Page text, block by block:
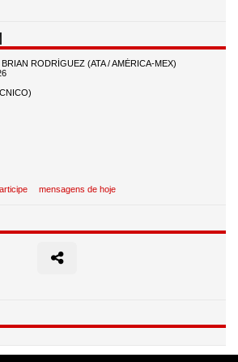
mensagens de hoje